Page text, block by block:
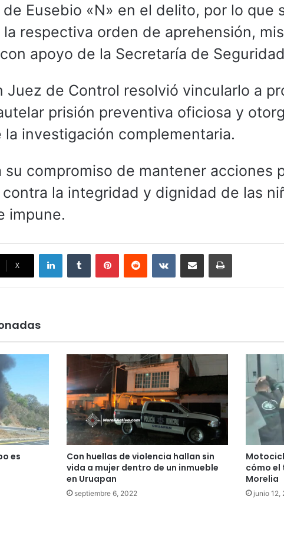
Eusebio «N» en el delito, por lo que
respectiva orden de aprehensión,
apoyo de la Secretaría de
Juez de Control resolvió vincularlo a
prisión preventiva oficiosa y
la investigación complementaria.
su compromiso de mantener acciones
la integridad y dignidad de las
impune.
X
LinkedInTumblr PinterestReddit VKontakteCompartir por correo electrónicoImprimir
es
Con huellas de violencia hallan sin
vida a mujer dentro de un inmueble
en Uruapan
septiembre 6, 2022
cómo el
Morelia
junio 12,